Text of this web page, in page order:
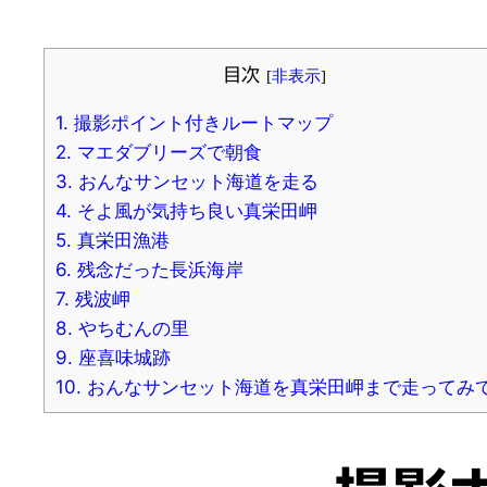
目次 [非表示]
1. 撮影ポイント付きルートマップ
2. マエダブリーズで朝食
3. おんなサンセット海道を走る
4. そよ風が気持ち良い真栄田岬
5. 真栄田漁港
6. 残念だった長浜海岸
7. 残波岬
8. やちむんの里
9. 座喜味城跡
10. おんなサンセット海道を真栄田岬まで走ってみ